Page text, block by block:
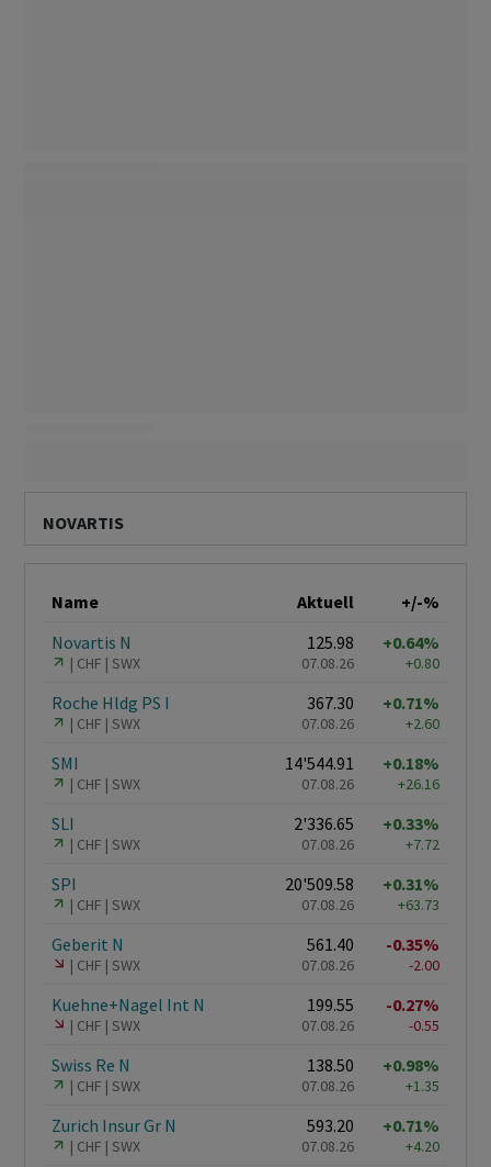
NOVARTIS
Name Aktuell
+/-%
Novartis N
CHF SWX
125.98
07.08.26
+0.64%
+0.80
Roche Hldg PS I
CHF SWX
367.30
07.08.26
+0.71%
+2.60
SMI
CHF SWX
14'544.91
07.08.26
+0.18%
+26.16
SLI
CHF SWX
2'336.65
07.08.26
+0.33%
+7.72
SPI
CHF SWX
20'509.58
07.08.26
+0.31%
+63.73
Geberit N
CHF SWX
561.40
07.08.26
-0.35%
-2.00
Kuehne+Nagel Int N
CHF SWX
199.55
07.08.26
-0.27%
-0.55
Swiss Re N
CHF SWX
138.50
07.08.26
+0.98%
+1.35
Zurich Insur Gr N
CHF SWX
593.20
07.08.26
+0.71%
+4.20